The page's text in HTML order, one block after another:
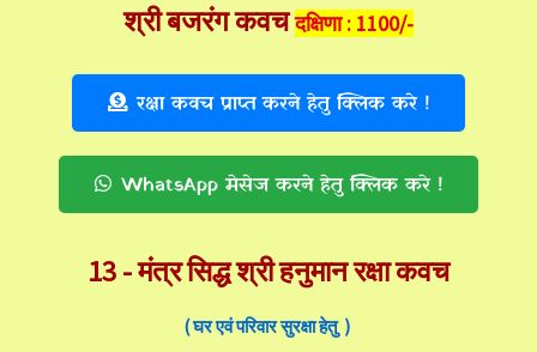
श्री बजरंग कवच दक्षिणा : 1100/-
रक्षा कवच प्राप्त करने हेतु क्लिक करे !
WhatsApp मेसेज करने हेतु क्लिक करे !
13 -मंत्र सिद्ध श्री हनुमान रक्षा कवच
( घर एवं परिवार सुरक्षा हेतु )